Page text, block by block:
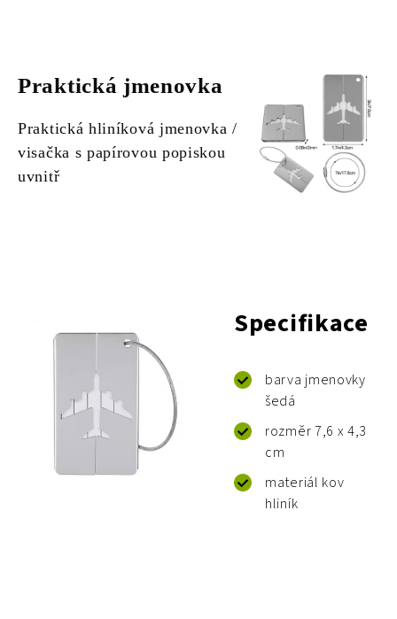
Praktická jmenovka
Praktická hliníková jmenovka /
visačka s papírovou popiskou
uvnitř
Specifikace
barva jmenovky
šedá
rozměr 7,6 x 4,3
cm
materiál kov
hliník